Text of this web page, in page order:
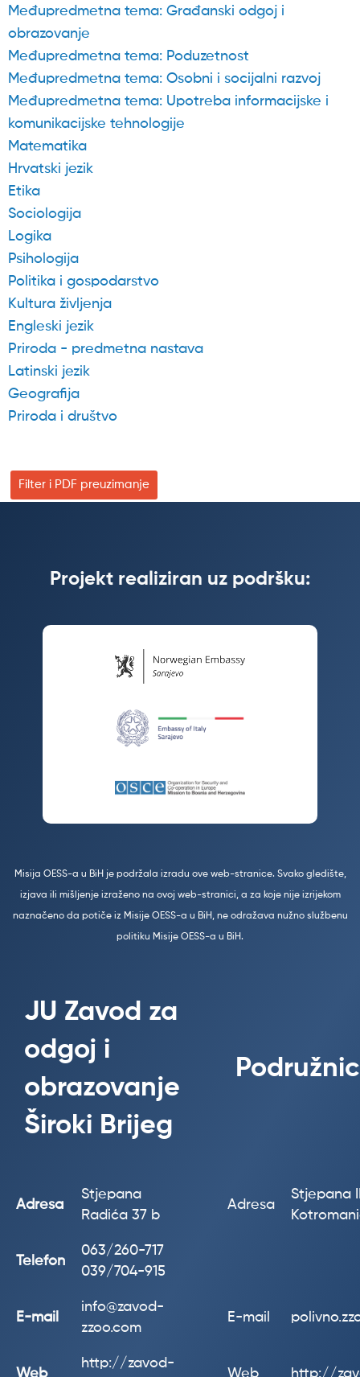
Međupredmetna tema: Građanski odgoj i
obrazovanje
Međupredmetna tema: Poduzetnost
Međupredmetna tema: Osobni i socijalni razvoj
Međupredmetna tema: Upotreba informacijske i
komunikacijske tehnologije
Matematika
Hrvatski jezik
Etika
Sociologija
Logika
Psihologija
Politika i gospodarstvo
Kultura življenja
Engleski jezik
Priroda - predmetna nastava
Latinski jezik
Geografija
Priroda i društvo
Filter i PDF preuzimanje
Projekt realiziran uz podršku:
Misija OESS-a u BiH je podržala izradu ove web-stranice. Svako gledište,
izjava ili mišljenje izraženo na ovoj web-stranici, a za koje nije izrijekom
naznačeno da potiče iz Misije OESS-a u BiH, ne odražava nužno službenu
politiku Misije OESS-a u BiH.
JU Zavod za
odgoj i
obrazovanje
Široki Brijeg
Adresa
Stjepana
Radića 37 b
Adresa
Stjepana
Telefon
063/260-717
039/704-915
E-mail
info@zavod-
zzoo.com
E-mail
Web
http://zavod-
Web http://